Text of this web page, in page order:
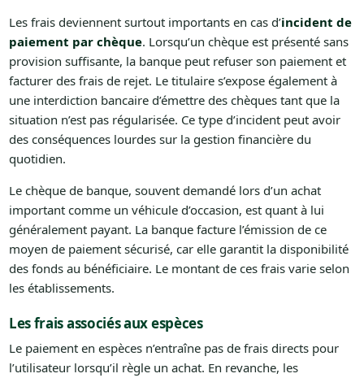
Les frais deviennent surtout importants en cas d’incident de
paiement par chèque. Lorsqu’un chèque est présenté sans
provision suffisante, la banque peut refuser son paiement et
facturer des frais de rejet. Le titulaire s’expose également à
une interdiction bancaire d’émettre des chèques tant que la
situation n’est pas régularisée. Ce type d’incident peut avoir
des conséquences lourdes sur la gestion financière du
quotidien.
Le chèque de banque, souvent demandé lors d’un achat
important comme un véhicule d’occasion, est quant à lui
généralement payant. La banque facture l’émission de ce
moyen de paiement sécurisé, car elle garantit la disponibilité
des fonds au bénéficiaire. Le montant de ces frais varie selon
les établissements.
Les frais associés aux espèces
Le paiement en espèces n’entraîne pas de frais directs pour
l’utilisateur lorsqu’il règle un achat. En revanche, les